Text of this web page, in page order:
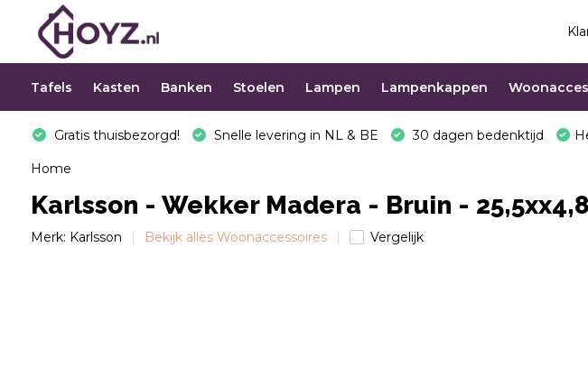
Tafels Kasten Banken Stoelen Lampen Lampenkappen
Gratis thuisbezorgd! Snelle levering in NL & BE 30 dagen bedenktijd
Home
Karlsson - Wekker Madera - Bruin -
Merk: Karlsson Bekijk alles Woonaccessoires Vergelijk